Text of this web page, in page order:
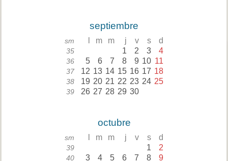
septiembre
sm m m j v s d
35 1 2 3 4
36 5 6 7 8 9 10 11
37 12 13 14 15 16 17 18
38 19 20 21 22 23 24 25
39 26 27 28 29 30
octubre
sm m m j v s d
39 1 2
40 3 4 5 6 7 8 9